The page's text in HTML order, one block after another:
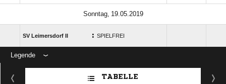
 
SV Leimersdorf II : SPIELFREI
Legende
ANZEIGE
TABELLE